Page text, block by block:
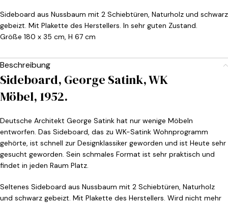
Sideboard aus Nussbaum mit 2 Schiebtüren, Naturholz und schwarz
gebeizt. Mit Plakette des Herstellers. In sehr guten Zustand.
Größe 180 x 35 cm, H 67 cm
Beschreibung
Sideboard, George Satink, WK
Möbel, 1952.
Deutsche Architekt George Satink hat nur wenige Möbeln
entworfen. Das Sideboard, das zu WK-Satink Wohnprogramm
gehörte, ist schnell zur Designklassiker geworden und ist Heute sehr
gesucht geworden. Sein schmales Format ist sehr praktisch und
findet in jeden Raum Platz.
Seltenes Sideboard aus Nussbaum mit 2 Schiebtüren, Naturholz
und schwarz gebeizt. Mit Plakette des Herstellers. Wird nicht mehr